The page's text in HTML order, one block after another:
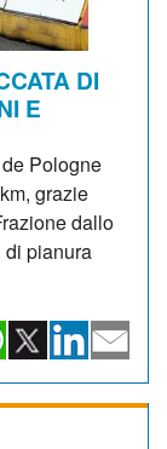
DI
E
Pologne
grazie
dallo
di pianura